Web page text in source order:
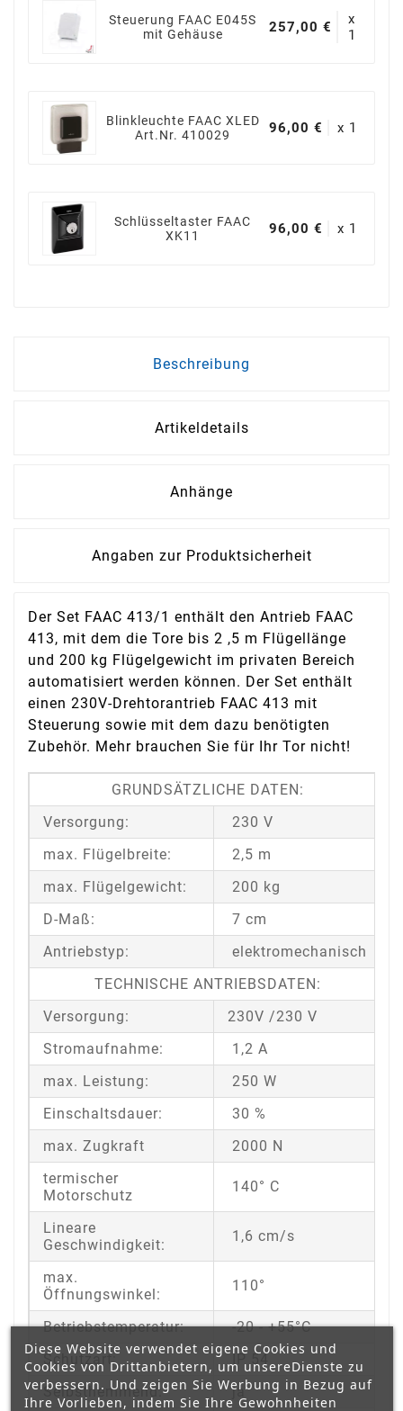
Steuerung FAAC E045S
mit Gehäuse
257,00 €
x
1
Blinkleuchte FAAC XLED
Art.Nr. 410029
96,00 € x 1
Schlüsseltaster FAAC
XK11
96,00 € x 1
Beschreibung
Artikeldetails
Anhänge
Angaben zur Produktsicherheit
Der Set FAAC 413/1 enthält den Antrieb FAAC
413, mit dem die Tore bis 2 ,5 m Flügellänge
und 200 kg Flügelgewicht im privaten Bereich
automatisiert werden können. Der Set enthält
einen 230V-Drehtorantrieb FAAC 413 mit
Steuerung sowie mit dem dazu benötigten
Zubehör. Mehr brauchen Sie für Ihr Tor nicht!
GRUNDSÄTZLICHE DATEN:
Versorgung:
230 V
max. Flügelbreite:
2,5 m
max. Flügelgewicht:
200 kg
D-Maß:
7 cm
Antriebstyp:
elektromechanisch
TECHNISCHE ANTRIEBSDATEN:
Versorgung:
230V /230 V
Stromaufnahme:
1,2 A
max. Leistung:
250 W
Einschaltsdauer:
30 %
max. Zugkraft
2000 N
termischer
Motorschutz
140° C
Lineare
Geschwindigkeit:
1,6 cm/s
max.
Öffnungswinkel:
110°
Betriebstemperatur:
-20 - +55°C
Schutzart:
Selbsthemmend:
ja
Diese Website verwendet eigene Cookies und
Cookies von Drittanbietern, um unsereDienste zu
verbessern. Und zeigen Sie Werbung in Bezug auf
Ihre Vorlieben, indem Sie Ihre Gewohnheiten